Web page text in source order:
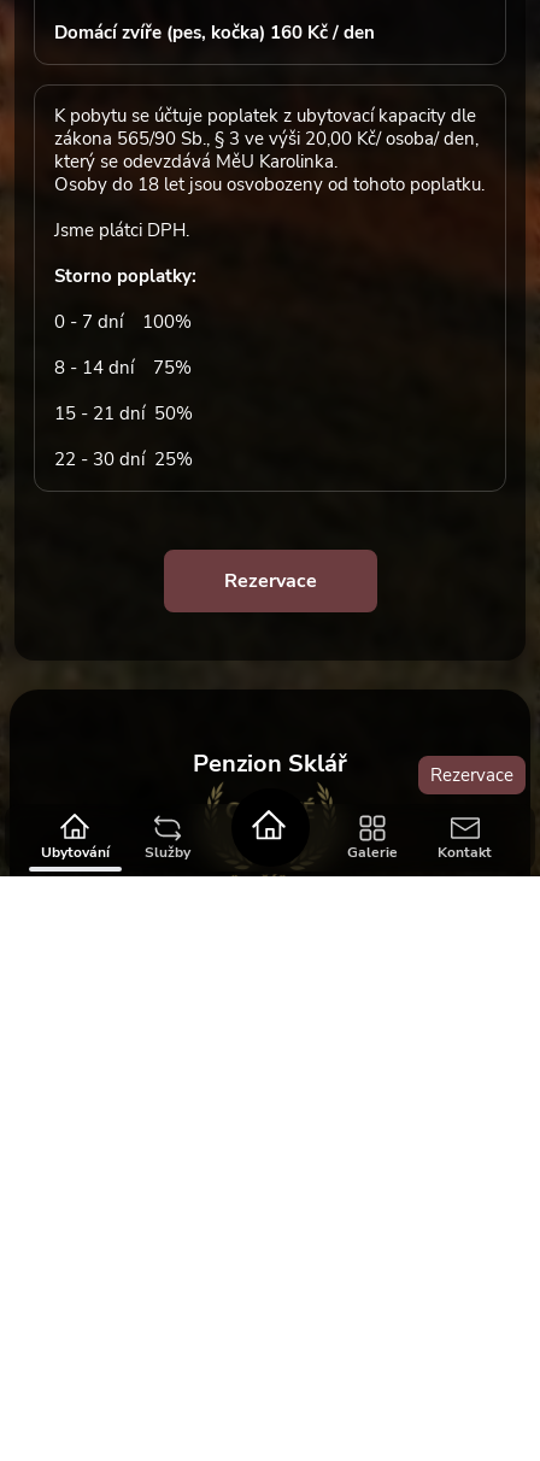
Ubytování Služby Galerie Kontakt
Rezervace
Domácí zvíře (pes, kočka) 160 Kč / den
K pobytu se účtuje poplatek z ubytovací kapacity dle
zákona 565/90 Sb., § 3 ve výši 20,00 Kč/ osoba/ den,
který se odevzdává MěU Karolinka.
Osoby do 18 let jsou osvobozeny od tohoto poplatku.
Jsme plátci DPH.
Storno poplatky:
0 - 7 dní 100%
8 - 14 dní 75%
15 - 21 dní 50%
22 - 30 dní 25%
Rezervace
Penzion Sklář